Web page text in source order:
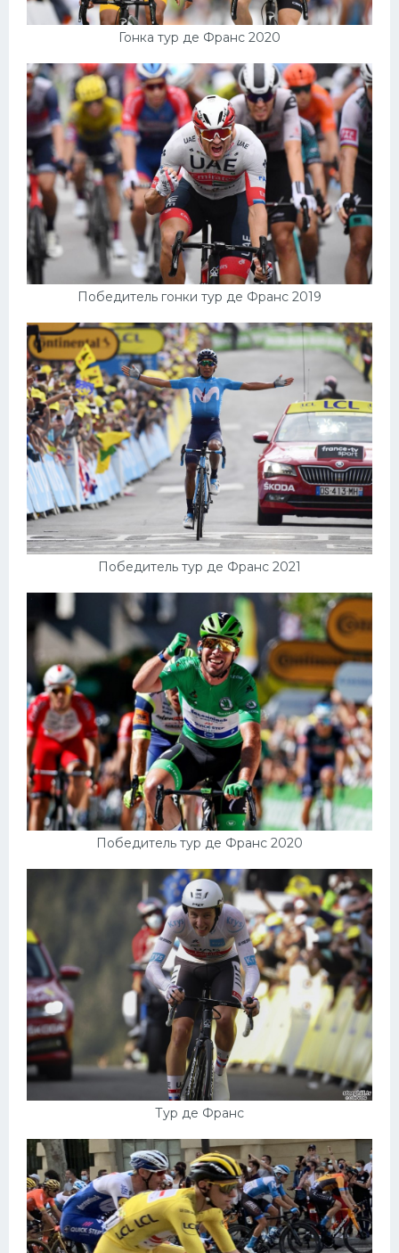
Гонка тур де Франс 2020
Победитель гонки тур де Франс 2019
Победитель тур де Франс 2021
Победитель тур де Франс 2020
Тур де Франс